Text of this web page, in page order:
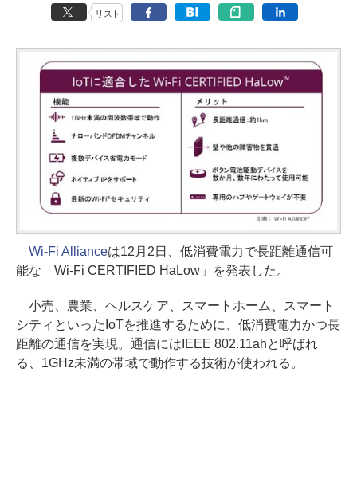
リスト
Wi-Fi Allianceは12月2日、低消費電力で長距離通信可
能な「Wi-Fi CERTIFIED HaLow」を発表した。
小売、農業、ヘルスケア、スマートホーム、スマート
シティといったIoTを推進するために、低消費電力かつ長
距離の通信を実現。通信にはIEEE 802.11ahと呼ばれ
る、1GHz未満の帯域で動作する技術が使われる。